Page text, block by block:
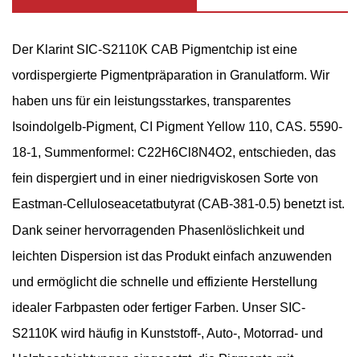
Der Klarint SIC-S2110K CAB Pigmentchip ist eine
vordispergierte Pigmentpräparation in Granulatform. Wir
haben uns für ein leistungsstarkes, transparentes
Isoindolgelb-Pigment, CI Pigment Yellow 110, CAS. 5590-
18-1, Summenformel: C22H6Cl8N4O2, entschieden, das
fein dispergiert und in einer niedrigviskosen Sorte von
Eastman-Celluloseacetatbutyrat (CAB-381-0.5) benetzt ist.
Dank seiner hervorragenden Phasenlöslichkeit und
leichten Dispersion ist das Produkt einfach anzuwenden
und ermöglicht die schnelle und effiziente Herstellung
idealer Farbpasten oder fertiger Farben. Unser SIC-
S2110K wird häufig in Kunststoff-, Auto-, Motorrad- und